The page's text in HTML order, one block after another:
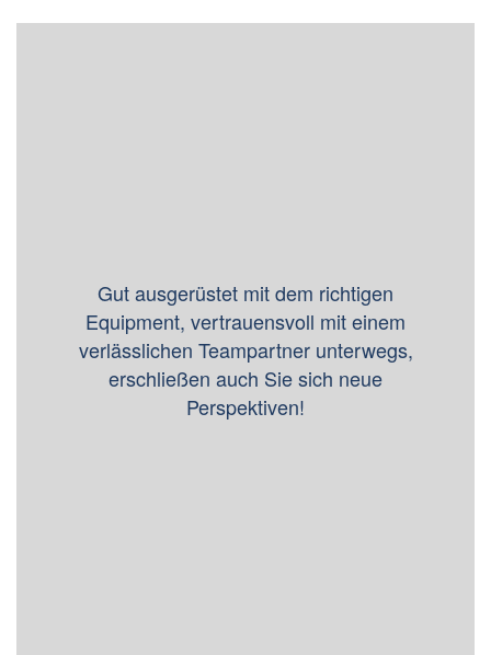
Gut ausgerüstet mit dem richtigen
Equipment, vertrauensvoll mit einem
verlässlichen Teampartner unterwegs,
erschließen auch Sie sich neue
Perspektiven!